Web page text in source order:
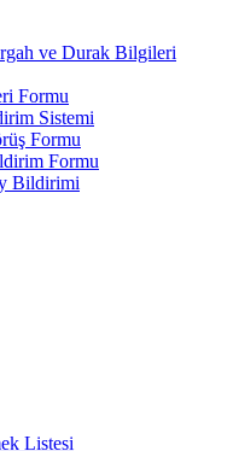
ve Durak Bilgileri
Formu
Sistemi
Formu
Formu
Bildirimi
Listesi